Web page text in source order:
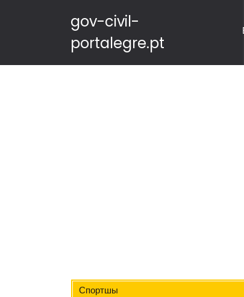
gov-civil-
portalegre.pt
Спортшы